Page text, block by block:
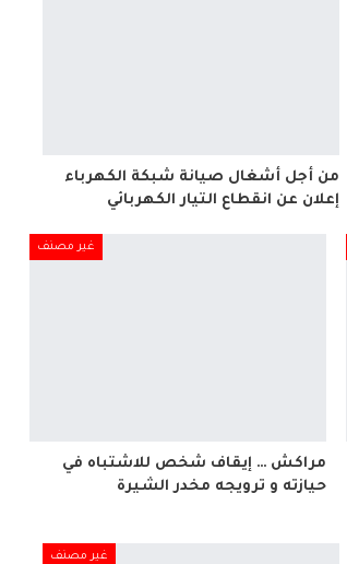
من أجل أشغال صيانة شبكة الكهرباء
إعلان عن انقطاع التيار الكهربائي
غير مصنف
مراكش … إيقاف شخص للاشتباه في
حيازته و ترويجه مخدر الشيرة
غير مصنف